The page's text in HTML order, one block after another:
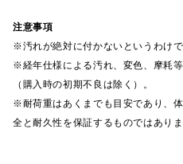
c
e
b
o
o
te
r
n
a
l
注意事項
※汚れが絶対に付かないというわけで
※経年仕様による汚れ、変色、摩耗
（購入時の初期不良は除く）。
※耐荷重はあくまでも目安であり、
全と耐久性を保証するものではありま